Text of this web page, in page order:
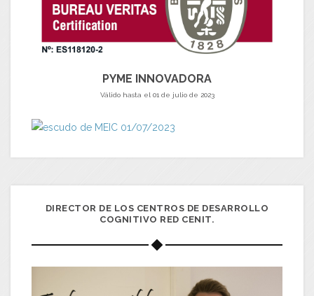
PYME INNOVADORA
Válido hasta el 01 de julio de 2023
DIRECTOR DE LOS CENTROS DE DESARROLLO
COGNITIVO RED CENIT.